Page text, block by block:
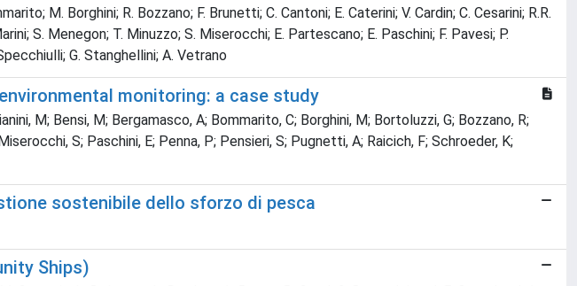
M. Borghini; R. Bozzano; F. Brunetti; C. Cantoni; E. Caterini; V. Cardin; C. Cesarini; R.R.
S. Menegon; T. Minuzzo; S. Miserocchi; E. Partescano; E. Paschini; F. Pavesi; P.
G. Stanghellini; A. Vetrano
monitoring: a case study
M; Bensi, M; Bergamasco, A; Bommarito, C; Borghini, M; Bortoluzzi, G; Bozzano, R;
S; Paschini, E; Penna, P; Pensieri, S; Pugnetti, A; Raicich, F; Schroeder, K;
sostenibile dello sforzo di pesca
Ships)